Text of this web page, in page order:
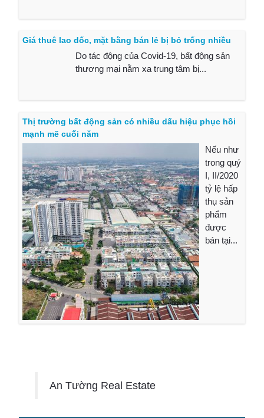
Giá thuê lao dốc, mặt bằng bán lẻ bị bỏ trống nhiều
Do tác động của Covid-19, bất động sản
thương mại nằm xa trung tâm bị...
Thị trường bất động sản có nhiều dấu hiệu phục hồi
mạnh mẽ cuối năm
Nếu như
trong quý
I, II/2020
tỷ lệ hấp
thụ sản
phẩm
được
bán tại...
An Tường Real Estate